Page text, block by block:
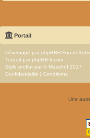
Portail
Développé par phpBB® Forum
Traduit par phpBB-fr.com
Style proflat par © Mazeltof 2017
Confidentialité | Conditions
Une